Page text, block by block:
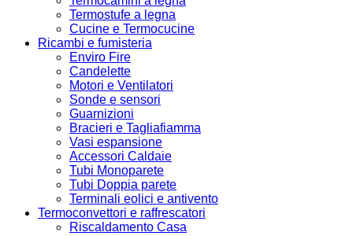
Termostufe a legna
Cucine e Termocucine
Ricambi e fumisteria
Enviro Fire
Candelette
Motori e Ventilatori
Sonde e sensori
Guarnizioni
Bracieri e Tagliafiamma
Vasi espansione
Accessori Caldaie
Tubi Monoparete
Tubi Doppia parete
Terminali eolici e antivento
Termoconvettori e raffrescatori
Riscaldamento Casa